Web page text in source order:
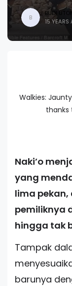
B
BUDI
15 YEARS
Walkies:
thanks
Naki’o
yang
lima
pemiliknya
hingga tak
Tampak
barunya